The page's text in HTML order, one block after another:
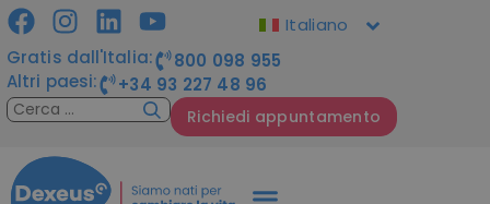
Gratis dall'Italia:
800 098 955
Altri paesi:
+34 93 227 48 96
Richiedi appuntamento
Italiano